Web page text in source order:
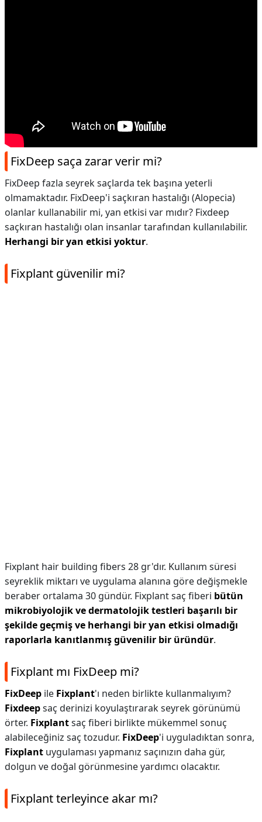
FixDeep saça zarar verir mi?
FixDeep fazla seyrek saçlarda tek başına yeterli
olmamaktadır. FixDeep'i saçkıran hastalığı (Alopecia)
olanlar kullanabilir mi, yan etkisi var mıdır? Fixdeep
saçkıran hastalığı olan insanlar tarafından kullanılabilir.
Herhangi bir yan etkisi yoktur.
Fixplant güvenilir mi?
Fixplant hair building fibers 28 gr'dır. Kullanım süresi
seyreklik miktarı ve uygulama alanına göre değişmekle
beraber ortalama 30 gündür. Fixplant saç fiberi bütün
mikrobiyolojik ve dermatolojik testleri başarılı bir
şekilde geçmiş ve herhangi bir yan etkisi olmadığı
raporlarla kanıtlanmış güvenilir bir üründür.
Fixplant mı FixDeep mi?
FixDeep ile Fixplant'ı neden birlikte kullanmalıyım?
Fixdeepsaç derinizi koyulaştırarak seyrek görünümü
örter. Fixplantsaç fiberi birlikte mükemmel sonuç
alabileceğiniz saç tozudur. FixDeep'i uyguladıktan sonra,
Fixplant uygulaması yapmanız saçınızın daha gür,
dolgun ve doğal görünmesine yardımcı olacaktır.
Fixplant terleyince akar mı?